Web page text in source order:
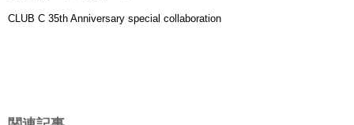
CLUB C 35th Anniversary special collaboration